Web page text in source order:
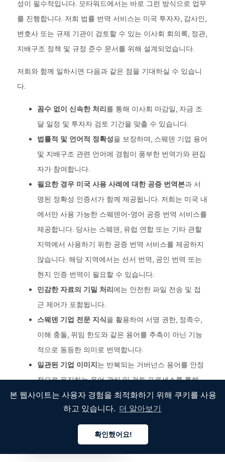
본 웹사이트는 사용자 경험을 최적화하기 위해 쿠키를 사용
하고 있습니다. 더 알아보기
확인했어요!
성이 필수적입니다. 모타워드에서는 바로 그런 방식으로 업무
를 진행합니다. 저희 법률 번역 서비스는 미국 투자자, 감사인,
변호사 또는 규제 기관이 검토할 수 있는 이사회 회의록, 정관,
지배구조 정책 및 규정 준수 문서를 위해 설계되었습니다.
저희와 함께 일하시면 다음과 같은 점을 기대하실 수 있습니
다.
꼼수 없이 신속한 처리를 통해 이사회 마감일, 자금 조
달 일정 및 투자자 검토 기간을 맞출 수 있습니다.
법률적 및 언어적 정확성을 보장하며, 스웨덴 기업 용어
및 지배구조 관련 언어에 경험이 풍부한 번역가와 편집
자가 참여합니다.
필요한 경우 미국 사용 사례에 대한 공증 번역본과 서
명된 정확성 인증서가 함께 제공됩니다. 저희는 미국 내
에서만 사용 가능한 스웨덴어-영어 공증 번역 서비스를
제공합니다. 당사는 스웨덴, 유럽 연합 또는 기타 관할
지역에서 사용하기 위한 공증 번역 서비스를 제공하지
않습니다. 해당 지역에서는 선서 번역, 공인 번역 또는
현지 인증 번역이 필요할 수 있습니다.
민감한 자료의 기밀 처리에는 안전한 파일 전송 및 접
근 제어가 포함됩니다.
스웨덴 기업 전문 지식을 활용하여 서명 권한, 정족수,
이해 충돌, 위임 한도와 같은 용어를 추측이 아닌 기능
적으로 동등한 의미로 번역합니다.
일관된 기업 이미지는 반복되는 거버넌스 용어를 안정
적으로 유지하는 용어 관리 및 검토 프로세스를 통해
뒷받침됩니다.
습니다. 우리는 이를 면밀한 검토를 견뎌내야 하는 결정 증거
한국어